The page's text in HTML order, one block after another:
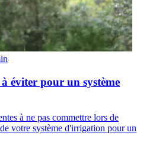
éviter pour un système
à ne pas commettre lors de
votre système d'irrigation pour un